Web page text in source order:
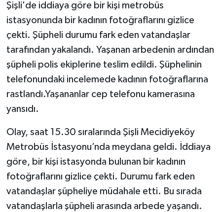
Şişli'de iddiaya göre bir kişi metrobüs
istasyonunda bir kadının fotoğraflarını gizlice
çekti. Şüpheli durumu fark eden vatandaşlar
tarafından yakalandı. Yaşanan arbedenin ardından
şüpheli polis ekiplerine teslim edildi. Şüphelinin
telefonundaki incelemede kadının fotoğraflarına
rastlandı.Yaşananlar cep telefonu kamerasına
yansıdı.
Olay, saat 15.30 sıralarında Şişli Mecidiyeköy
Metrobüs İstasyonu’nda meydana geldi. İddiaya
göre, bir kişi istasyonda bulunan bir kadının
fotoğraflarını gizlice çekti. Durumu fark eden
vatandaşlar şüpheliye müdahale etti. Bu sırada
vatandaşlarla şüpheli arasında arbede yaşandı.